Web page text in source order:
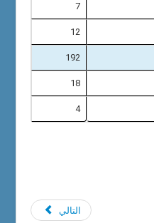
7
12
192
18
4
التالي